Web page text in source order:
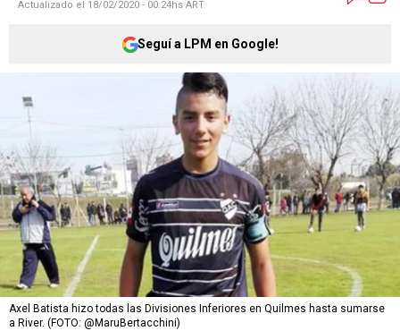
Actualizado el 18/02/2020 - 00:24hs ART
Seguí a LPM en Google!
Axel Batista hizo todas las Divisiones Inferiores en Quilmes hasta sumarse
a River. (FOTO: @MaruBertacchini)